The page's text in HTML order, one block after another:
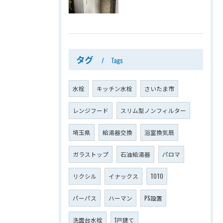
タグ Tags
水栓 キッチン水栓 さいたま市
レンジフード スリム型ノンフィルター
埼玉県 給湯器交換 浴室換気扇
ガラストップ 石油給湯器 パロマ
リクシル イナックス TOTO
パーパス ハーマン PS設置
洗面台水栓 1戸建て